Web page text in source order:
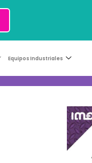
Equipos Industriales